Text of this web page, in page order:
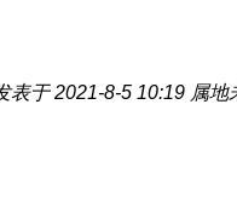
表于 2021-8-5 10:19 属地